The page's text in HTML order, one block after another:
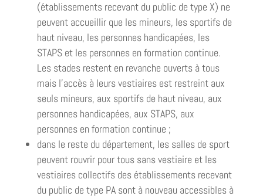
(établissements recevant du public de type X) ne
peuvent accueillir que les mineurs, les sportifs de
haut niveau, les personnes handicapées, les
STAPS et les personnes en formation continue.
Les stades restent en revanche ouverts à tous
mais l’accès à leurs vestiaires est restreint aux
seuls mineurs, aux sportifs de haut niveau, aux
personnes handicapées, aux STAPS, aux
personnes en formation continue ;
dans le reste du département, les salles de sport
peuvent rouvrir pour tous sans vestiaire et les
vestiaires collectifs des établissements recevant
du public de type PA sont à nouveau accessibles à